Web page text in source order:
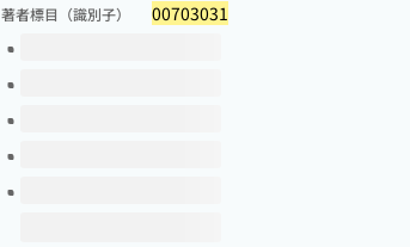
著者標目（識別子） 00703031
このタイトルの巻号